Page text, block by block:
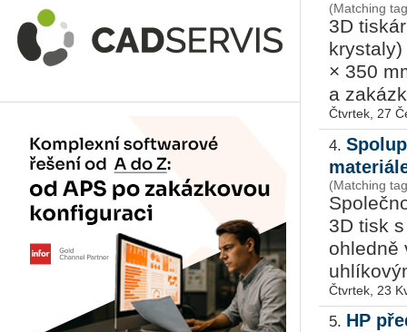
(Matching
3D
× 350
a
Čtvrtek, 27
4.
(Matching
3D tisk
ohledně
Čtvrtek, 23
5. HP